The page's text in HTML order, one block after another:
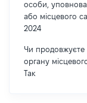
особи,
або місцевого
2024
Чи продовжуєте
органу
Так